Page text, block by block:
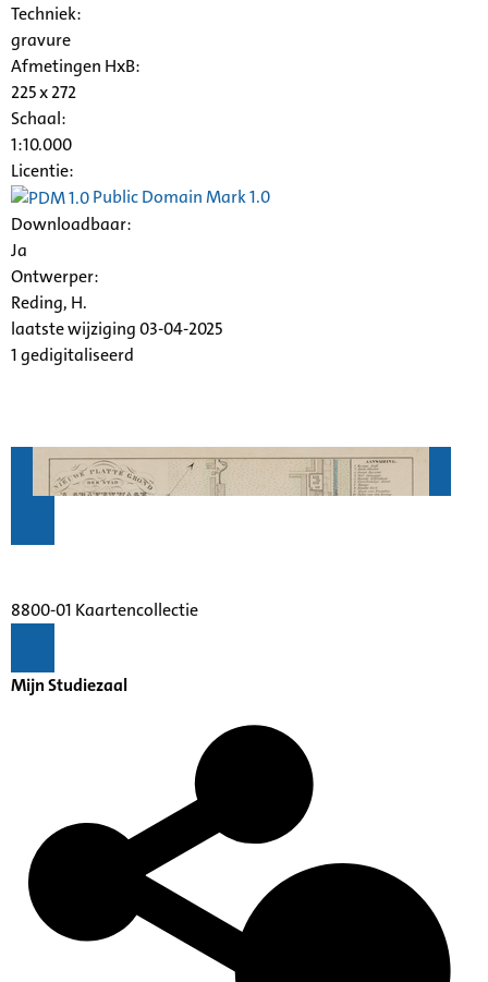
Techniek:
gravure
Afmetingen HxB:
225 x 272
Schaal:
1:10.000
Licentie:
Public Domain Mark 1.0
Downloadbaar:
Ja
Ontwerper:
Reding, H.
laatste wijziging 03-04-2025
1 gedigitaliseerd
8800-01 Kaartencollectie
Mijn Studiezaal